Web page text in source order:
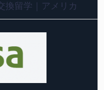
換留学｜アメリカ